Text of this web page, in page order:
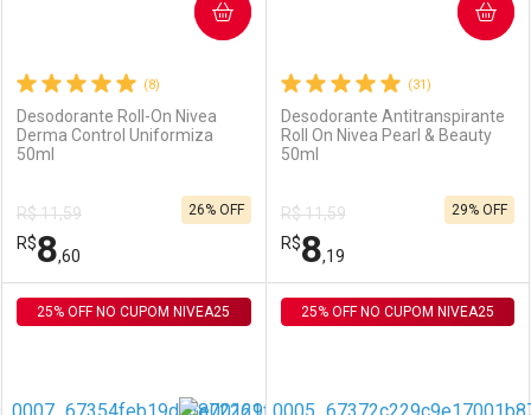
Comprar sem Desconto
Por R$ 8,19/cada
Comprar sem Desconto
Por R$ 8,19/cada
Comprar sem Desconto
Por R$ 8,60/cada
Comprar sem Desconto
Por R$ 8,60/cada
(8)
Desodorante Roll-On Nivea
Derma Control Uniformiza
50ml
R$ 11,59
R$8,60
26% OFF
COMPRAR
FECHAR
FECHAR
(31)
Desodorante Antitranspirante
Roll On Nivea Pearl & Beauty
50ml
R$ 11,59
R$8,19
29% OFF
COMPRAR
25% OFF NO CUPOM NIVEA25 25% OFF NO CUPOM NIVEA25